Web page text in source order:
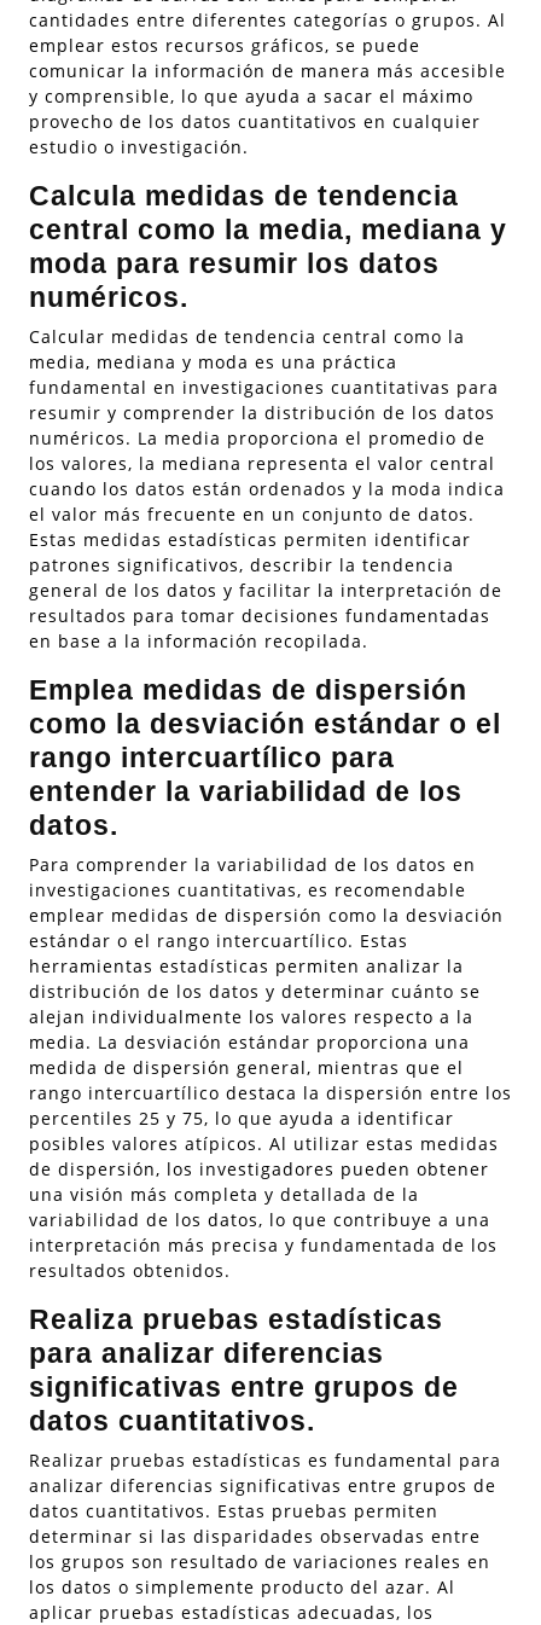
cantidades entre diferentes categorías o grupos. Al
emplear estos recursos gráficos, se puede
comunicar la información de manera más accesible
y comprensible, lo que ayuda a sacar el máximo
provecho de los datos cuantitativos en cualquier
estudio o investigación.
Calcula medidas de tendencia
central como la media, mediana y
moda para resumir los datos
numéricos.
Calcular medidas de tendencia central como la
media, mediana y moda es una práctica
fundamental en investigaciones cuantitativas para
resumir y comprender la distribución de los datos
numéricos. La media proporciona el promedio de
los valores, la mediana representa el valor central
cuando los datos están ordenados y la moda indica
el valor más frecuente en un conjunto de datos.
Estas medidas estadísticas permiten identificar
patrones significativos, describir la tendencia
general de los datos y facilitar la interpretación de
resultados para tomar decisiones fundamentadas
en base a la información recopilada.
Emplea medidas de dispersión
como la desviación estándar o el
rango intercuartílico para
entender la variabilidad de los
datos.
Para comprender la variabilidad de los datos en
investigaciones cuantitativas, es recomendable
emplear medidas de dispersión como la desviación
estándar o el rango intercuartílico. Estas
herramientas estadísticas permiten analizar la
distribución de los datos y determinar cuánto se
alejan individualmente los valores respecto a la
media. La desviación estándar proporciona una
medida de dispersión general, mientras que el
rango intercuartílico destaca la dispersión entre los
percentiles 25 y 75, lo que ayuda a identificar
posibles valores atípicos. Al utilizar estas medidas
de dispersión, los investigadores pueden obtener
una visión más completa y detallada de la
variabilidad de los datos, lo que contribuye a una
interpretación más precisa y fundamentada de los
resultados obtenidos.
Realiza pruebas estadísticas
para analizar diferencias
significativas entre grupos de
datos cuantitativos.
Realizar pruebas estadísticas es fundamental para
analizar diferencias significativas entre grupos de
datos cuantitativos. Estas pruebas permiten
determinar si las disparidades observadas entre
los grupos son resultado de variaciones reales en
los datos o simplemente producto del azar. Al
aplicar pruebas estadísticas adecuadas, los